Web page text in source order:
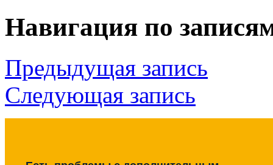
Навигация по
Предыдущая запись
Следующая запись